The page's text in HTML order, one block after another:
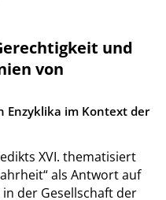
und
von
Enzyklika im Kontext der
XVI. thematisiert
als Antwort auf
der Gesellschaft der